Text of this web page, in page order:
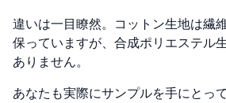
違いは一目瞭然。コットン生地は繊
保っていますが、合成ポリエステル
ありません。
あなたも実際にサンプルを手にとっ